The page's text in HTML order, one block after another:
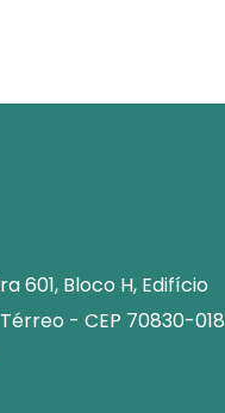
601, Bloco H, Edifício
- CEP 70830-018